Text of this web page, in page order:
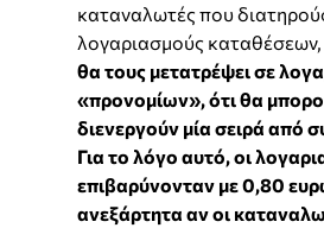
καταναλωτές που
λογαριασμούς καταθέσεων,
θα τους μετατρέψει σε
«προνομίων», ότι θα
διενεργούν μία σειρά από
Για το λόγο αυτό, οι
επιβαρύνονταν με 0,80
ανεξάρτητα αν οι